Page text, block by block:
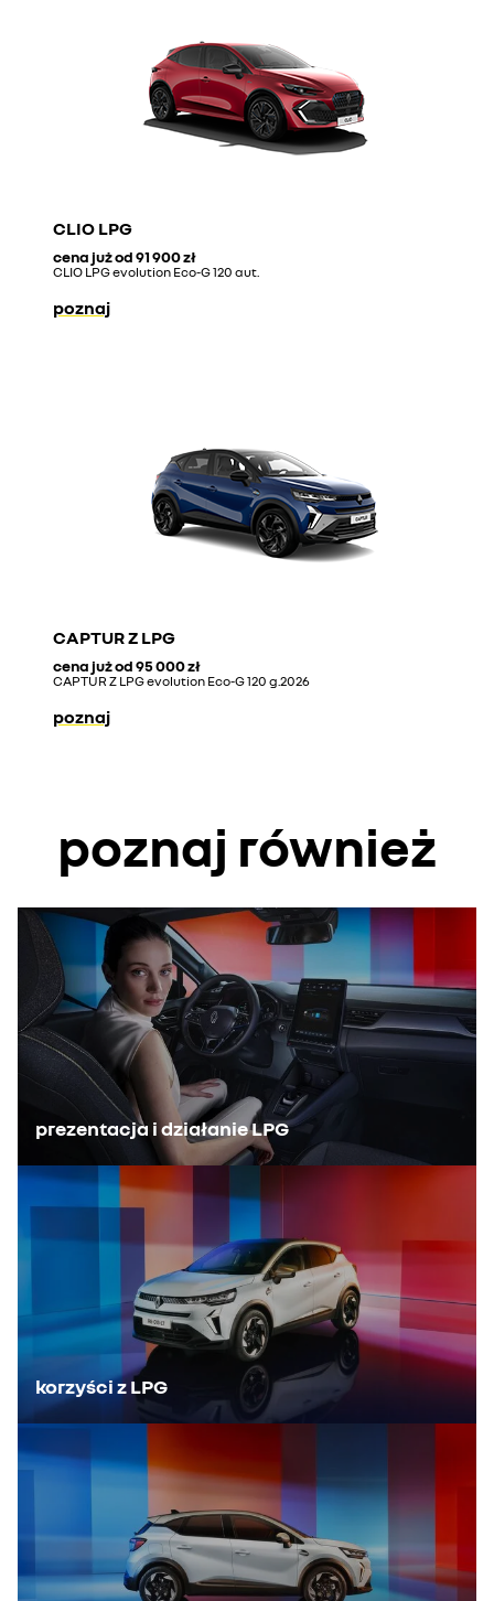
CLIO LPG
cena już od91 900 zł
CLIO LPG evolution Eco-G 120 aut.
poznaj
CAPTUR Z LPG
cena już od95 000 zł
CAPTUR Z LPG evolution Eco-G 120 g.2026
poznaj
poznaj również
prezentacja i działanie LPG
korzyści z LPG